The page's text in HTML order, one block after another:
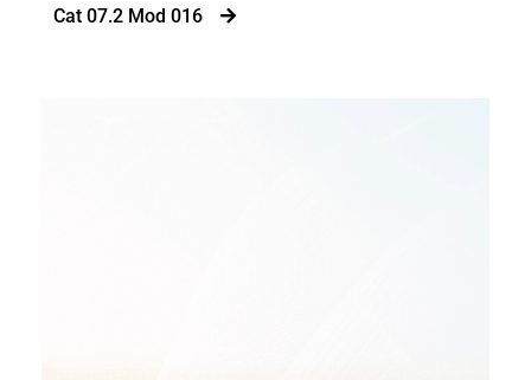
Cat 07.2 Mod 016